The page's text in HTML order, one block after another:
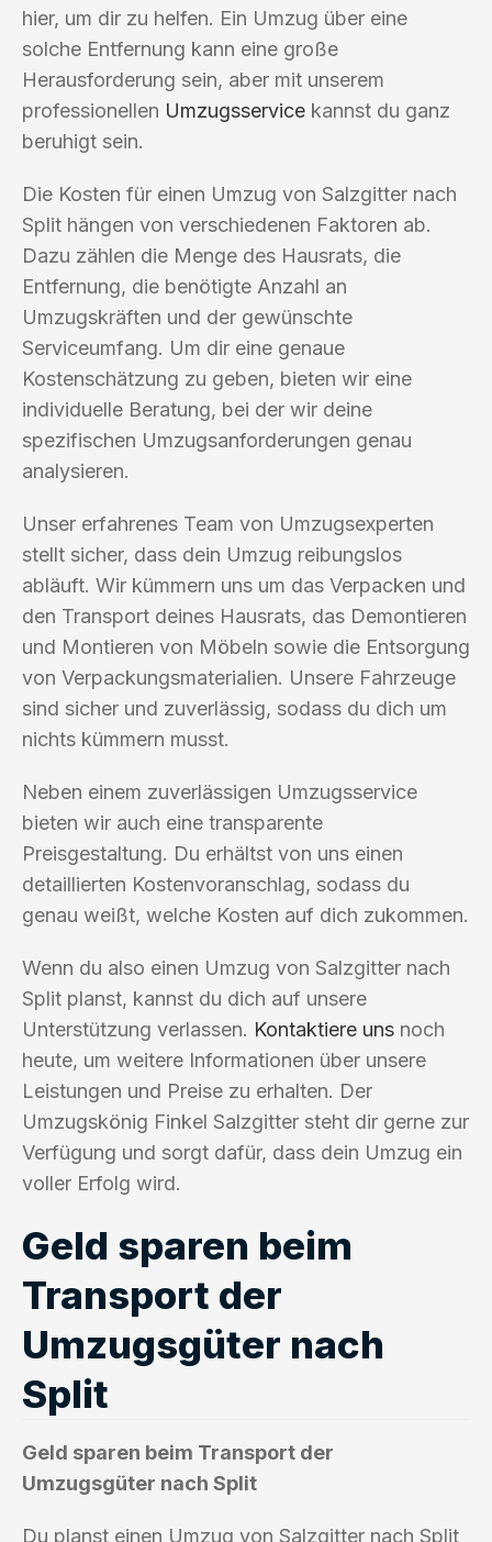
hier, um dir zu helfen. Ein Umzug über eine
solche Entfernung kann eine große
Herausforderung sein, aber mit unserem
professionellen Umzugsservice kannst du ganz
beruhigt sein.
Die Kosten für einen Umzug von Salzgitter nach
Split hängen von verschiedenen Faktoren ab.
Dazu zählen die Menge des Hausrats, die
Entfernung, die benötigte Anzahl an
Umzugskräften und der gewünschte
Serviceumfang. Um dir eine genaue
Kostenschätzung zu geben, bieten wir eine
individuelle Beratung, bei der wir deine
spezifischen Umzugsanforderungen genau
analysieren.
Unser erfahrenes Team von Umzugsexperten
stellt sicher, dass dein Umzug reibungslos
abläuft. Wir kümmern uns um das Verpacken und
den Transport deines Hausrats, das Demontieren
und Montieren von Möbeln sowie die Entsorgung
von Verpackungsmaterialien. Unsere Fahrzeuge
sind sicher und zuverlässig, sodass du dich um
nichts kümmern musst.
Neben einem zuverlässigen Umzugsservice
bieten wir auch eine transparente
Preisgestaltung. Du erhältst von uns einen
detaillierten Kostenvoranschlag, sodass du
genau weißt, welche Kosten auf dich zukommen.
Wenn du also einen Umzug von Salzgitter nach
Split planst, kannst du dich auf unsere
Unterstützung verlassen. Kontaktiere uns noch
heute, um weitere Informationen über unsere
Leistungen und Preise zu erhalten. Der
Umzugskönig Finkel Salzgitter steht dir gerne zur
Verfügung und sorgt dafür, dass dein Umzug ein
voller Erfolg wird.
Geld sparen beim
Transport der
Umzugsgüter nach
Split
Geld sparen beim Transport der
Umzugsgüter nach Split
Du planst einen Umzug von Salzgitter nach Split